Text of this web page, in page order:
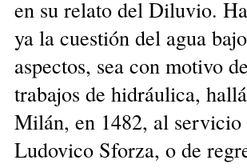
en su relato del Diluvio.
ya la cuestión del agua
aspectos, sea con motivo
trabajos de hidráulica,
Milán, en 1482, al servicio
Ludovico Sforza, o de